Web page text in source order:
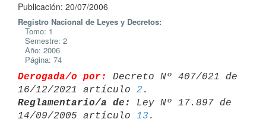
Publicación: 20/07/2006
Registro Nacional de Leyes y Decretos:
Tomo: 1
Semestre: 2
Año: 2006
Página: 74
Derogada/o por:
Decreto Nº 407/021 de
16/12/2021 artículo 2
Reglamentario/a de:
Ley Nº 17.897 de
14/09/2005 artículo 13